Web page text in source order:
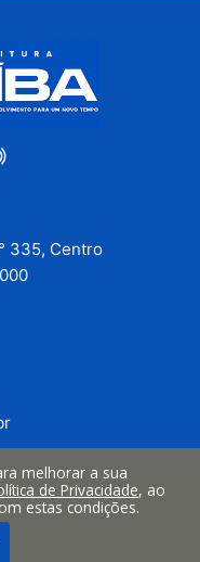
335, Centro
às 11h
melhorar a sua
de Privacidade, ao
estas condições.